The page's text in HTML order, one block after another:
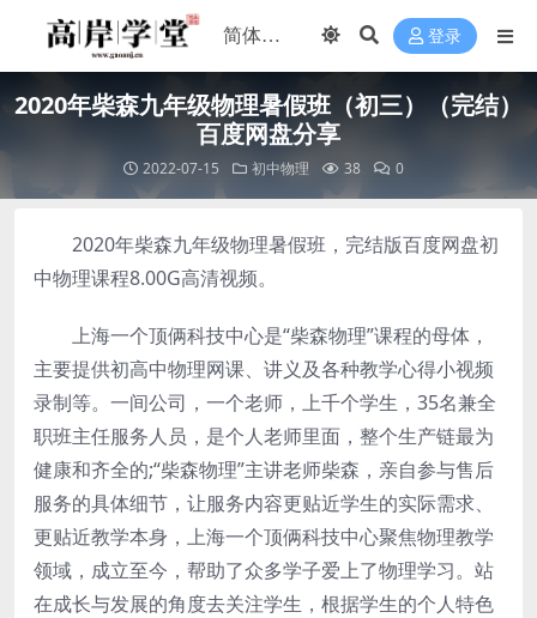
登录
2020年柴森九年级物理暑假班（初三）（完结）
百度网盘分享
2022-07-15 初中物理 38 0
2020年柴森九年级物理暑假班，完结版百度网盘初
中物理课程8.00G高清视频。
上海一个顶俩科技中心是“柴森物理”课程的母体，
主要提供初高中物理网课、讲义及各种教学心得小视频
录制等。一间公司，一个老师，上千个学生，35名兼全
职班主任服务人员，是个人老师里面，整个生产链最为
健康和齐全的;“柴森物理”主讲老师柴森，亲自参与售后
服务的具体细节，让服务内容更贴近学生的实际需求、
更贴近教学本身，上海一个顶俩科技中心聚焦物理教学
领域，成立至今，帮助了众多学子爱上了物理学习。站
在成长与发展的角度去关注学生，根据学生的个人特色